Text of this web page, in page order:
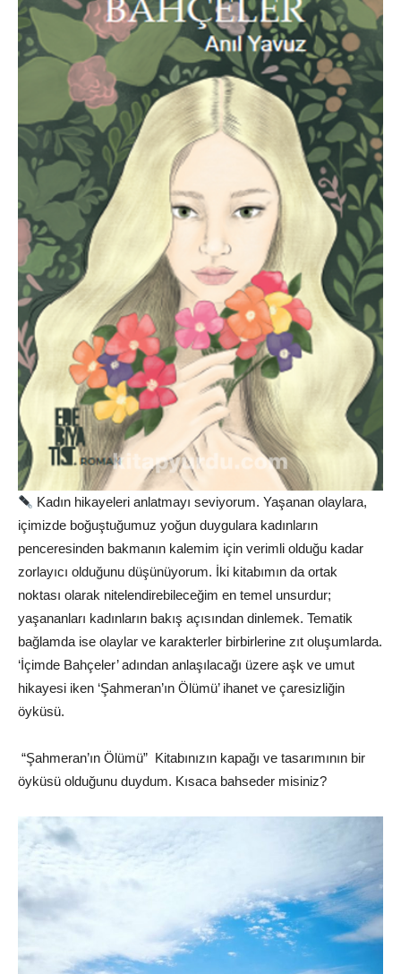
Kadın hikayeleri anlatmayı seviyorum. Yaşanan olaylara,
içimizde boğuştuğumuz yoğun duygulara kadınların
penceresinden bakmanın kalemim için verimli olduğu kadar
zorlayıcı olduğunu düşünüyorum. İki kitabımın da ortak
noktası olarak nitelendirebileceğim en temel unsurdur;
yaşananları kadınların bakış açısından dinlemek. Tematik
bağlamda ise olaylar ve karakterler birbirlerine zıt oluşumlarda.
‘İçimde Bahçeler’ adından anlaşılacağı üzere aşk ve umut
hikayesi iken ‘Şahmeran’ın Ölümü’ ihanet ve çaresizliğin
öyküsü.
“Şahmeran’ın Ölümü” Kitabınızın kapağı ve tasarımının bir
öyküsü olduğunu duydum. Kısaca bahseder misiniz?